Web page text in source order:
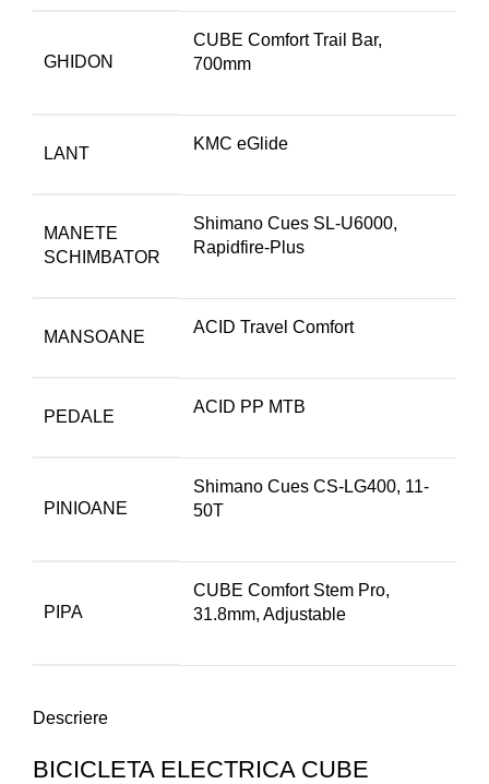
GHIDON
CUBE Comfort Trail Bar,
700mm
LANT
KMC eGlide
MANETE
SCHIMBATOR
Shimano Cues SL-U6000,
Rapidfire-Plus
MANSOANE
ACID Travel Comfort
PEDALE
ACID PP MTB
PINIOANE
Shimano Cues CS-LG400, 11-
50T
PIPA
CUBE Comfort Stem Pro,
31.8mm, Adjustable
Descriere
BICICLETA ELECTRICA CUBE